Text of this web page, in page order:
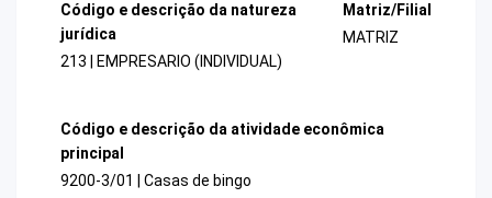
Código e descrição da natureza
jurídica
213 | EMPRESARIO (INDIVIDUAL)
Matriz/Filial
MATRIZ
Código e descrição da atividade econômica
principal
9200-3/01 | Casas de bingo